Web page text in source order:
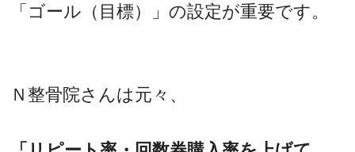
「ゴール（目標）」の設定が重要です。
Ｎ整骨院さんは元々、